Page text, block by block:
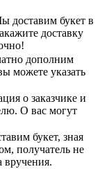
доставим букет в
доставку
дополним
можете указать
о заказчике и
О вас могут
букет, зная
получатель не
вручения.